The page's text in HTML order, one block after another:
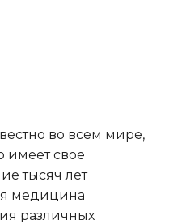
во всем мире,
имеет свое
тысяч лет
медицина
различных